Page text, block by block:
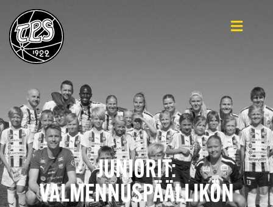
JUNIORIT:
VALMENNUSPÄÄLLIKÖN